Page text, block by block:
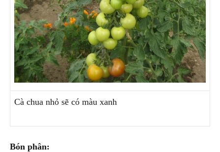
Cà chua nhỏ sẽ có màu xanh
Bón phân: